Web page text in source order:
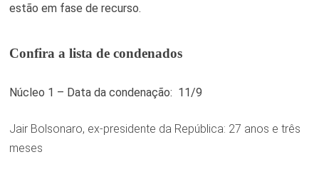
estão em fase de recurso.
Confira a lista de condenados
Núcleo 1 – Data da condenação: 11/9
Jair Bolsonaro, ex-presidente da República: 27 anos e três
meses